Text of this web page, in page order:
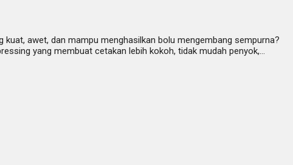
awet, dan mampu menghasilkan bolu mengembang sempurna?
yang membuat cetakan lebih kokoh, tidak mudah penyok,…